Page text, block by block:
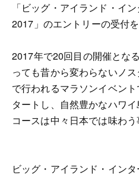
「ビッグ・アイランド・イ
2017」のエントリーの受付を
2017年で20回目の開催とな
っても昔から変わらないノ
で行われるマラソンイベン
タートし、自然豊かなハワ
コースは中々日本では味わう
ビッグ・アイランド・イン